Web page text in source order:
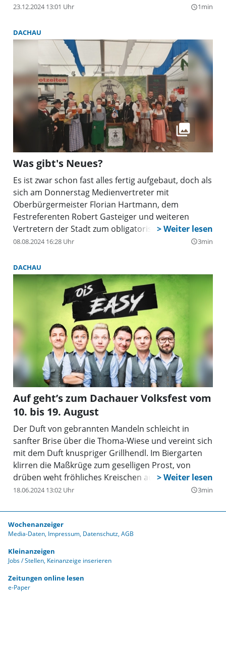
Renate Rösch an die erfolgreichen Schützen Robert
Carolin Schäffler im Rahmen der Weihnachtsfeier
übergeben. Die begehrte Wanderscheibe ziert nun
für ein Jahr das Vereinsheim im Gasthaus Drei
Rosen.
23.12.2024 13:01 Uhr query_builder1min
DACHAU
Was gibt's Neues?
Es ist zwar schon fast alles fertig aufgebaut, doch als
sich am Donnerstag Medienvertreter mit
Oberbürgermeister Florian Hartmann, dem
Festreferenten Robert Gasteiger und weiteren
Vertretern der Stadt zum obligatorischen
Presserundgang auf dem Dachauer Volksfest trafen,
Gelände. Grund des Besuchs war freilich auch nicht
das Vergnügen, sondern sich einen Überblick über
die Neuerungen und Änderungen bei den
Fahrgeschäften und Gastrobetrieben auf der
Festwiese zu verschaffen.
08.08.2024 16:28 Uhr query_builder3min
DACHAU
Auf geht’s zum Dachauer Volksfest vom
10. bis 19. August
Der Duft von gebrannten Mandeln schleicht in
sanfter Brise über die Thoma-Wiese und vereint sich
mit dem Duft knuspriger Grillhendl. Im Biergarten
klirren die Maßkrüge zum geselligen Prost, von
drüben weht fröhliches Kreischen aus den
Fahrgeschäften heran, überall gut gelaunte Leute,
prächtiger Tracht, und etwas weiter vorn auf der
Bühne verrät ein ekstatischer Sänger, dass er ein
knallrotes Gummiboot besitzt, Cordula grün ist,
Frau Meier gelbe Unterhosen anhat und er ein Madl
aus der Stod mog. Kurz gesagt: Bald ist wieder
Volksfest!
18.06.2024 13:02 Uhr query_builder3min
Wochenanzeiger
Media-Daten Impressum Datenschutz AGB
Kleinanzeigen
Jobs / Stellen Keinanzeige inserieren
Zeitungen online lesen
e-Paper